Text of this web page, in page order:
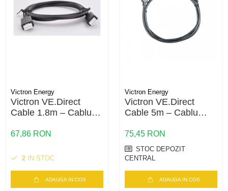
Victron Energy
Victron VE.Direct
Cable 1.8m – Cablu
MPPT, Invertere &
67,86 RON
2 IN STOC
ADAUGA IN COS
Victron Energy
Victron VE.Direct
Cable 5m – Cablu
MPPT, Invertere &
SmartShunt | 5 metri
75,45 RON
STOC DEPOZIT
CENTRAL
ADAUGA IN COS